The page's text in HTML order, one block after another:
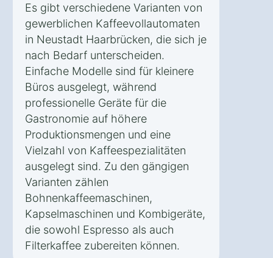
Es gibt verschiedene Varianten von
gewerblichen Kaffeevollautomaten
in Neustadt Haarbrücken, die sich je
nach Bedarf unterscheiden.
Einfache Modelle sind für kleinere
Büros ausgelegt, während
professionelle Geräte für die
Gastronomie auf höhere
Produktionsmengen und eine
Vielzahl von Kaffeespezialitäten
ausgelegt sind. Zu den gängigen
Varianten zählen
Bohnenkaffeemaschinen,
Kapselmaschinen und Kombigeräte,
die sowohl Espresso als auch
Filterkaffee zubereiten können.